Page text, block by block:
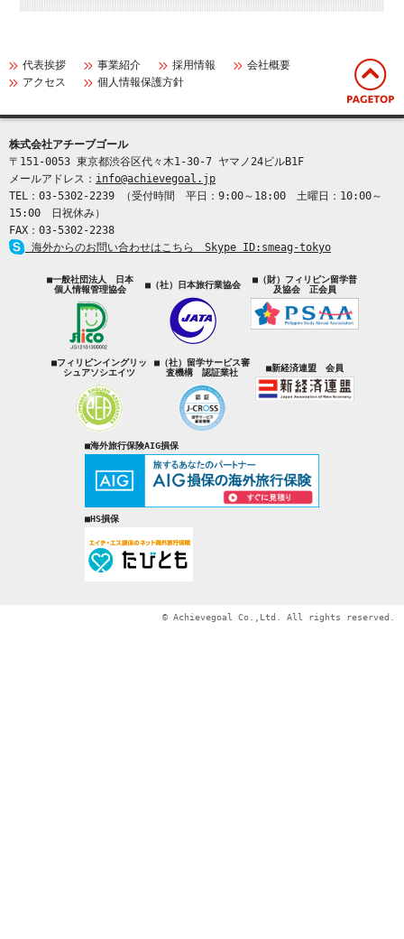
代表挨拶 事業紹介 採用情報
会社概要
アクセス
個人情報保護方針
株式会社アチーブゴール
〒151-0053 東京都渋谷区代々木1-30-7 ヤマノ24ビルB1F
メールアドレス： info@achievegoal.jp
TEL：03‐5302‐2239 （受付時間 平日：9:00～18:00 土曜日：10:00～
15:00 日祝休み）
FAX：03‐5302‐2238
海外からのお問い合わせはこちら Skype ID:smeag-tokyo
■一般社団法人 日本
個人情報管理協会
■（社）日本旅行業協会
■（財）フィリピン留学普
及協会 正会員
■フィリピンイングリッ
シュアソシエイツ
■（社）留学サービス審
査機構 認証業社
■新経済連盟 会員
■海外旅行保険AIG損保
■HS損保
© Achievegoal Co.,Ltd. All rights reserved.